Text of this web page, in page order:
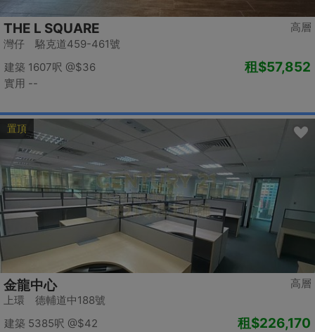
高層
THE L SQUARE
灣仔 駱克道459-461號
建築 1607呎 @$36
實用 --
租$57,852
置頂
高層
金龍中心
上環 德輔道中188號
建築 5385呎 @$42
租$226,170